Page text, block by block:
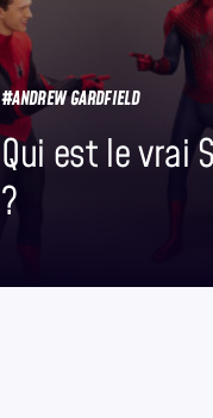
#ANDREW GARDFIELD
Qui est le vrai
?